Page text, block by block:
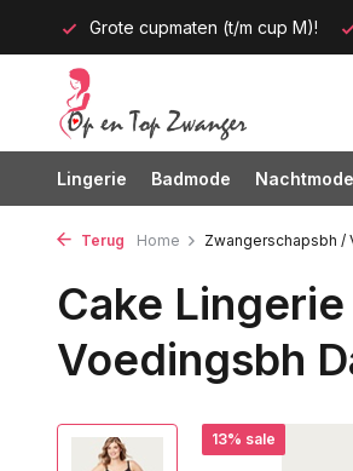
Gratis verzending vanaf 35 euro
Lingerie Badmode Nachtmode
Terug Home Zwangerschapsbh /
Cake
Voedingsbh
13% sale